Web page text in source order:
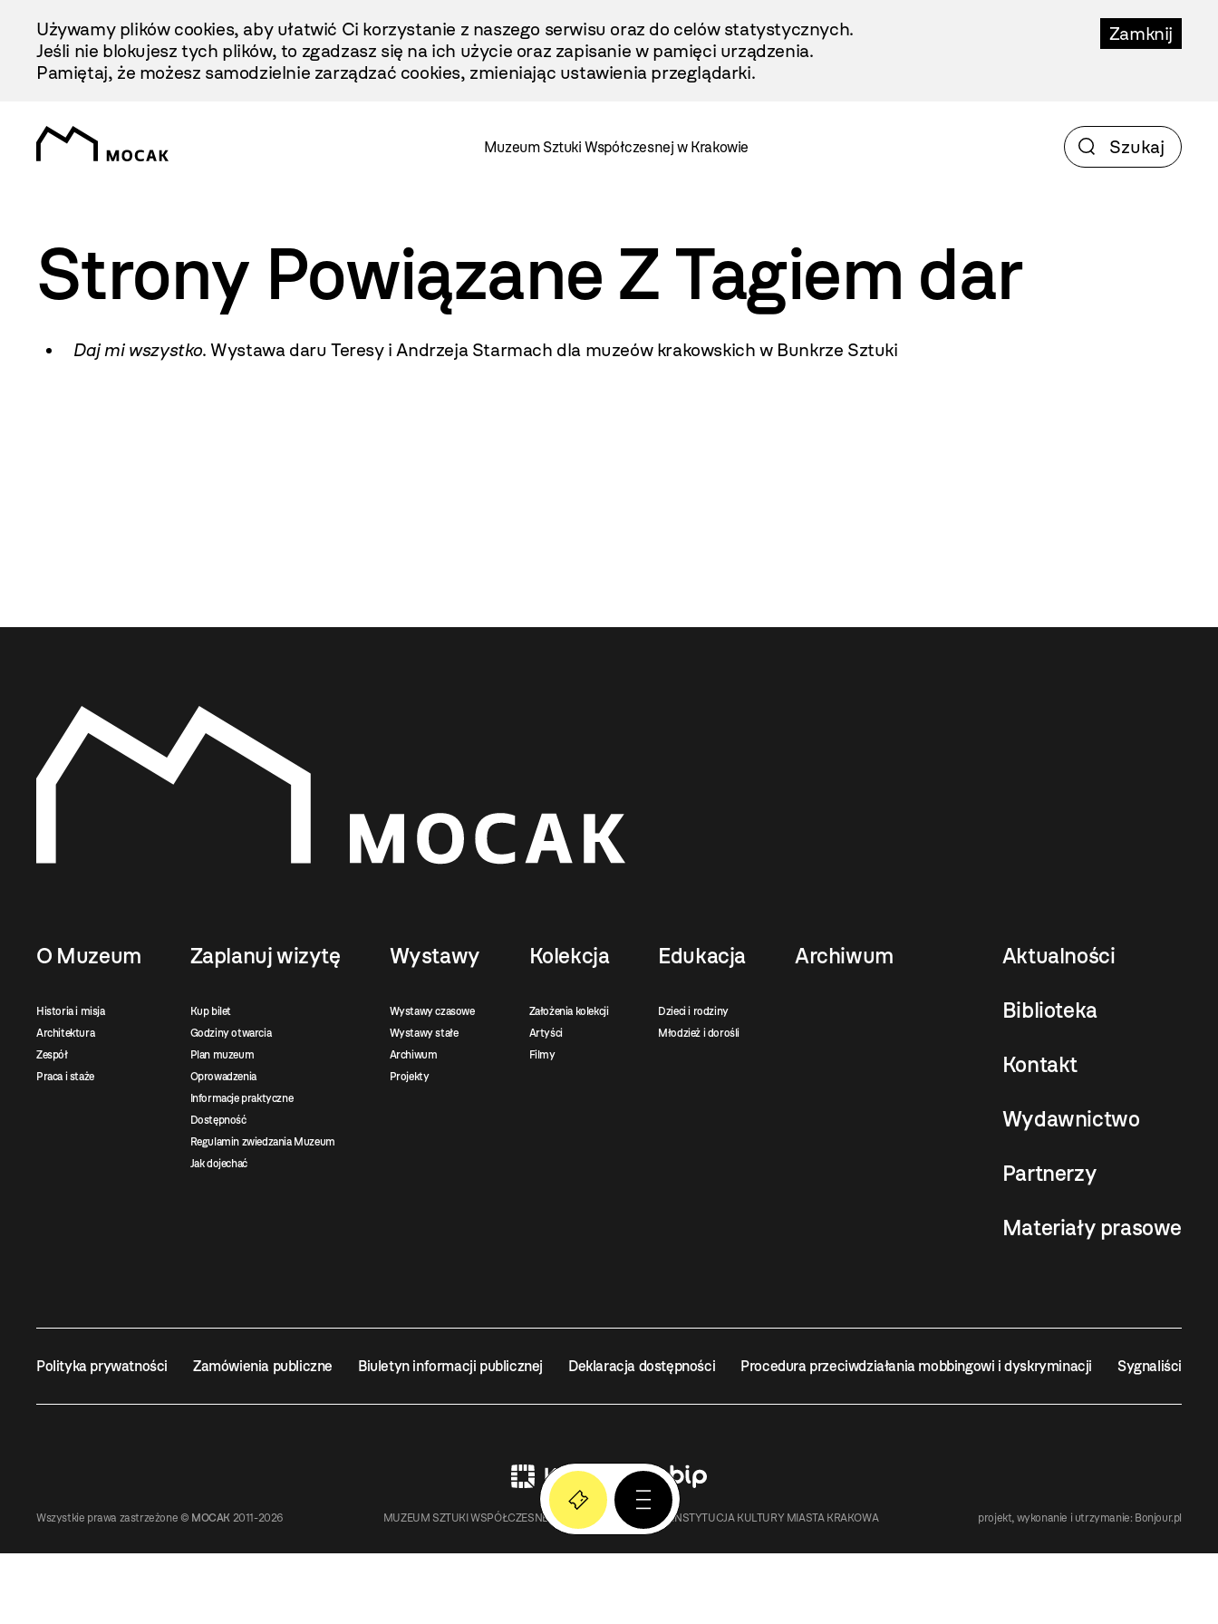
Treści
Zamknij
Używamy plików cookies, aby ułatwić Ci korzystanie z naszego serwisu oraz do celów statystycznych.
Jeśli nie blokujesz tych plików, to zgadzasz się na ich użycie oraz zapisanie w pamięci urządzenia.
Pamiętaj, że możesz samodzielnie zarządzać cookies, zmieniając ustawienia przeglądarki.
Muzeum Sztuki Współczesnej w Krakowie
Strony Powiązane Z Tagiem dar
Daj mi wszystko. Wystawa daru Teresy i Andrzeja Starmach dla muzeów krakowskich w Bunkrze Sztuki
O Muzeum
Historia i misja
Architektura
Zespół
Praca i staże
Zaplanuj wizytę
Kup bilet
Godziny otwarcia
Plan muzeum
Oprowadzenia
Informacje praktyczne
Dostępność
Regulamin zwiedzania Muzeum
Jak dojechać
Wystawy
Wystawy czasowe
Wystawy stałe
Archiwum
Projekty
Kolekcja
Założenia kolekcji
Artyści
Filmy
Edukacja
Dzieci i rodziny
Młodzież i dorośli
Archiwum Aktualności
Biblioteka
Kontakt
Wydawnictwo
Partnerzy
Materiały prasowe
Polityka prywatności Zamówienia publiczne Biuletyn informacji publicznej Deklaracja dostępności Procedura przeciwdziałania mobbingowi i dyskryminacji Sygnaliści
Wszystkie prawa zastrzeżone © MOCAK 2011-2026 MUZEUM SZTUKI WSPÓŁCZESNEJ W KRAKOWIE MOCAK – INSTYTUCJA KULTURY MIASTA KRAKOWA projekt, wykonanie i utrzymanie: Bonjour.pl